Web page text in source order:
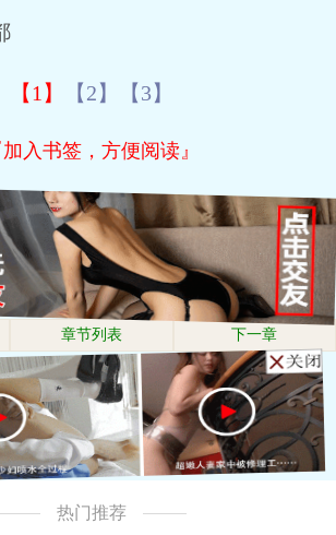
【1】 【2】 【3】
加入书签，方便阅读』
章节列表 下一章
热门推荐